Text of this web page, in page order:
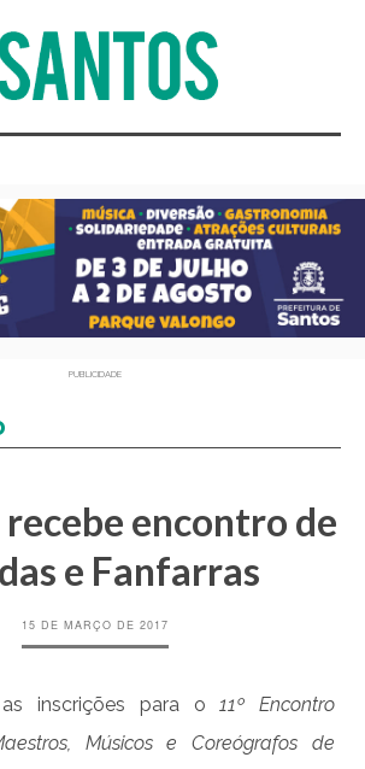
PUBLICIDADE
encontro de
e Fanfarras
15 DE MARÇO DE 2017
inscrições para o 11º Encontro
Músicos e Coreógrafos de